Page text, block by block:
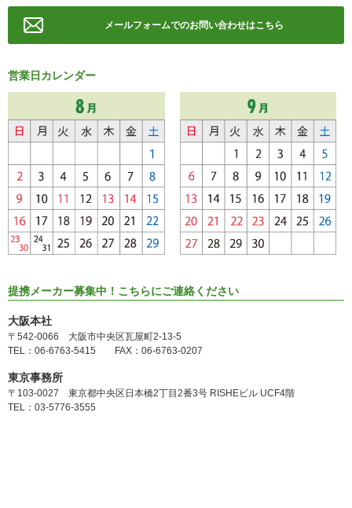
メールフォームでのお問い合わせはこちら
営業日カレンダー
提携メーカー募集中！こちらにご連絡ください
大阪本社
〒542-0066 大阪市中央区瓦屋町2-13-5
TEL：06-6763-5415 FAX：06-6763-0207
東京事務所
〒103-0027 東京都中央区日本橋2丁目2番3号 RISHEビル UCF4階
TEL：03-5776-3555